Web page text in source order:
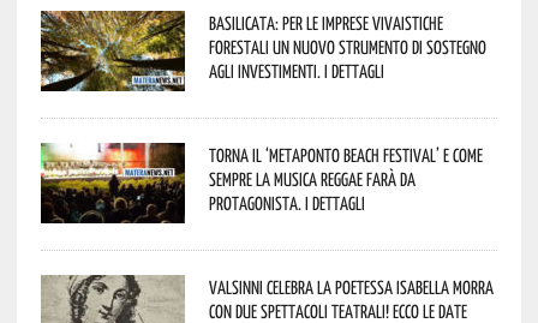
Basilicata: per le imprese vivaistiche
forestali un nuovo strumento di sostegno
agli investimenti. I dettagli
Torna il ‘Metaponto beach festival’ e come
sempre la musica reggae farà da
protagonista. I dettagli
Valsinni celebra la poetessa Isabella Morra
con due spettacoli teatrali! Ecco le date